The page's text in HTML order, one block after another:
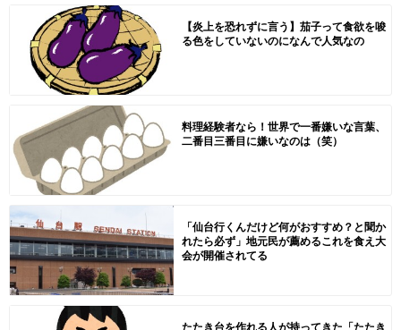
【炎上を恐れずに言う】茄子って食欲を唆
る色をしていないのになんで人気なの
料理経験者なら！世界で一番嫌いな言葉、
二番目三番目に嫌いなのは（笑）
「仙台行くんだけど何がおすすめ？と聞か
れたら必ず」地元民が薦めるこれを食え大
会が開催されてる
たたき台を作れる人が持ってきた「たたき